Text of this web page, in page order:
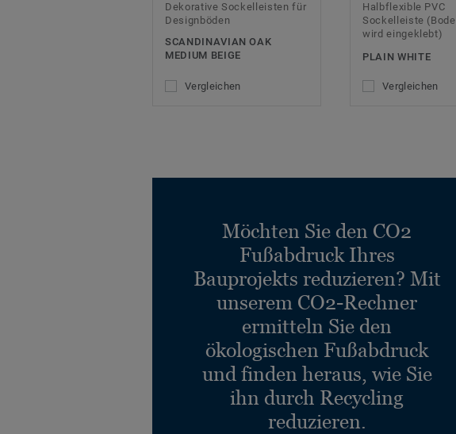
Dekorative Sockelleisten für
Designböden
SCANDINAVIAN OAK
MEDIUM BEIGE
Vergleichen
Halbflexible PVC
Sockelleiste
wird eingeklebt)
PLAIN WHITE
Vergleichen
Möchten Sie den CO2
Fußabdruck Ihres
Bauprojekts reduzieren? Mit
unserem CO2-Rechner
ermitteln Sie den
ökologischen Fußabdruck
und finden heraus, wie Sie
ihn durch Recycling
reduzieren.